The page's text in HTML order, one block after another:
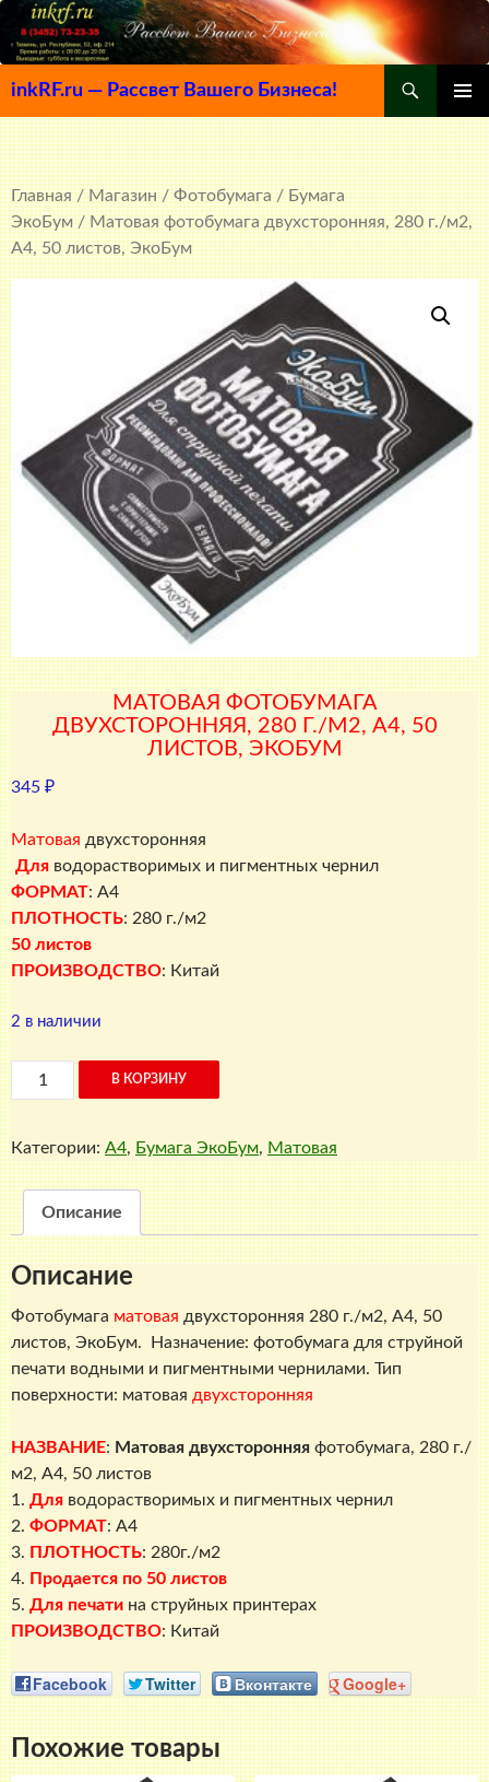
inkRF.ru — Рассвет Вашего Бизнеса!
МЕНЮ
К
СОДЕРЖИМОМУ
Главная/Магазин/Фотобумага/Бумага
ЭкоБум/ Матовая фотобумага двухсторонняя, 280 г./м2,
A4, 50 листов, ЭкоБум
МАТОВАЯ ФОТОБУМАГА
ДВУХСТОРОННЯЯ, 280 Г./М2, A4, 50
ЛИСТОВ, ЭКОБУМ
345 ₽
Матовая двухсторонняя
Для водорастворимых и пигментных чернил
ФОРМАТ: A4
ПЛОТНОСТЬ: 280 г./м2
50 листов
ПРОИЗВОДСТВО: Китай
2 в наличии
Количество
товара
Матовая
фотобумага
двухсторонняя,
280
г./
м2,
A4,
50
листов,
ЭкоБум
В КОРЗИНУ
Категории: A4, Бумага ЭкоБум, Матовая
Описание
Описание
Фотобумага матовая двухсторонняя 280 г./м2, A4, 50
листов, ЭкоБум. Назначение: фотобумага для струйной
печати водными и пигментными чернилами. Тип
поверхности: матовая двухсторонняя
НАЗВАНИЕ: Матовая двухсторонняя фотобумага, 280 г./
м2, A4, 50 листов
1. Для водорастворимых и пигментных чернил
2. ФОРМАТ: A4
3. ПЛОТНОСТЬ: 280г./м2
4. Продается по 50 листов
5. Для печати на струйных принтерах
ПРОИЗВОДСТВО: Китай
Facebook Twitter Вконтакте Google+
Похожие товары